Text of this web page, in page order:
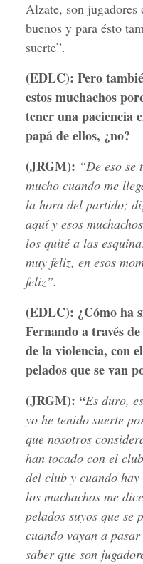
Alzate, son
buenos y para ésto
suerte”.
(EDLC): Pero
estos muchachos
tener una paciencia
papá de ellos, ¿no?
(JRGM): “De eso
mucho cuando me
la hora del partido;
aquí y esos
los quité a las
muy feliz, en esos
feliz”.
(EDLC): ¿Cómo ha
Fernando a través
de la violencia, con
pelados que se van
(JRGM): “Es duro,
yo he tenido suerte
que nosotros
han tocado con el
del club y cuando
los muchachos me
pelados suyos que se
cuando vayan a
saber que son